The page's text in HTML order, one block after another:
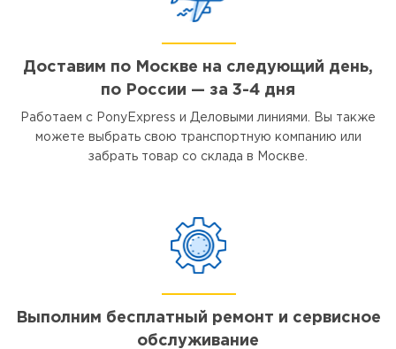
Доставим по Москве на следующий день,
по России — за 3-4 дня
Работаем с PonyExpress и Деловыми линиями. Вы также
можете выбрать свою транспортную компанию или
забрать товар со склада в Москве.
Выполним бесплатный ремонт и сервисное
обслуживание